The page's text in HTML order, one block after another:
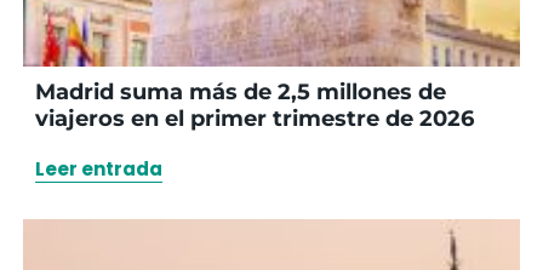
Madrid suma más de 2,5 millones de
viajeros en el primer trimestre de 2026
Leer entrada